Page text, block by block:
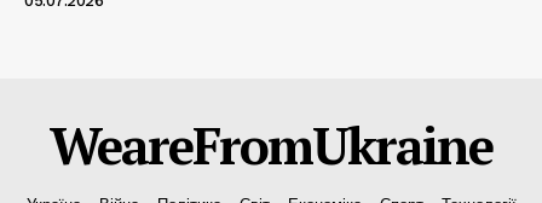
WeareFromUkraine